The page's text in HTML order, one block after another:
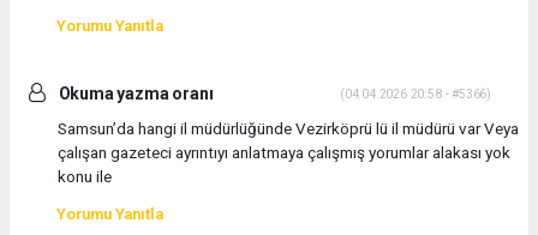
Yorumu Yanıtla
Okuma yazma oranı (04.04.2026 20:58 - #5366)
Samsun’da hangi il müdürlüğünde Vezirköprü lü il müdürü var Veya
çalışan gazeteci ayrıntıyı anlatmaya çalışmış yorumlar alakası yok
konu ile
Yorumu Yanıtla